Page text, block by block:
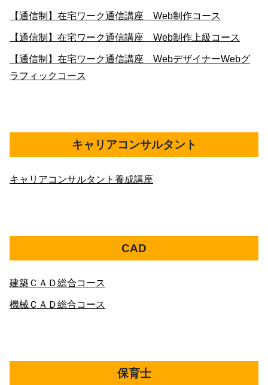
【通信制】在宅ワーク通信講座 Web制作コース
【通信制】在宅ワーク通信講座 Web制作上級コース
【通信制】在宅ワーク通信講座 WebデザイナーWebグ
ラフィックコース
キャリアコンサルタント
キャリアコンサルタント養成講座
CAD
建築ＣＡＤ総合コース
機械ＣＡＤ総合コース
保育士